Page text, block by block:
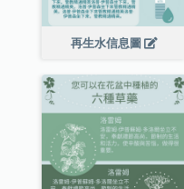
再生水信息圖